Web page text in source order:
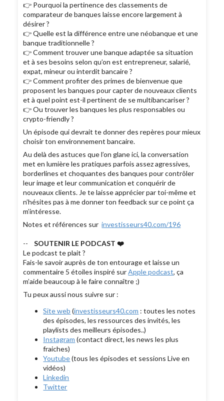
👉 Pourquoi la pertinence des classements de
comparateur de banques laisse encore largement à
désirer ?
👉 Quelle est la différence entre une néobanque et une
banque traditionnelle ?
👉 Comment trouver une banque adaptée sa situation
et à ses besoins selon qu’on est entrepreneur, salarié,
expat, mineur ou interdit bancaire ?
👉 Comment profiter des primes de bienvenue que
proposent les banques pour capter de nouveaux clients
et à quel point est-il pertinent de se multibancariser ?
👉 Ou trouver les banques les plus responsables ou
crypto-friendly ?
Un épisode qui devrait te donner des repères pour mieux
choisir ton environnement bancaire.
Au delà des astuces que l’on glane ici, la conversation
met en lumière les pratiques parfois assez agressives,
borderlines et choquantes des banques pour contrôler
leur image et leur communication et conquérir de
nouveaux clients. Je te laisse apprécier par toi-même et
n’hésites pas à me donner ton feedback sur ce point ça
m’intéresse.
Notes et références sur investisseurs40.com/196
--SOUTENIR LE PODCAST ❤️
Le podcast te plait ?
Fais-le savoir auprès de ton entourage et laisse un
commentaire 5 étoiles inspiré surApple podcast, ça
m’aide beaucoup à le faire connaître ;)
Tu peux aussi nous suivre sur :
Site web (investisseurs40.com : toutes les notes
des épisodes, les ressources des invités, les
playlists des meilleurs épisodes..)
Instagram (contact direct, les news les plus
fraiches)
Youtube(tous les épisodes et sessions Live en
vidéos)
Linkedin
Twitter